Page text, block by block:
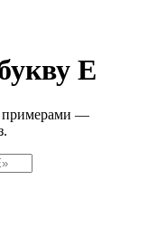
E
примерами —